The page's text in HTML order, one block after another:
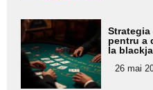
Adaugă
aici textul
pentru
subtitlu
pentru a
la
26 mai